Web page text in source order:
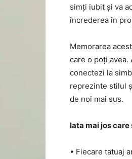
simți iubit și va
încrederea în
Memorarea
care o poți avea.
conectezi la
reprezinte stilul
de noi mai sus.
Iata mai jos
• Fiecare tatuaj